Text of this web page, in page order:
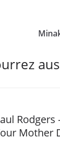
Rodgers
Mother